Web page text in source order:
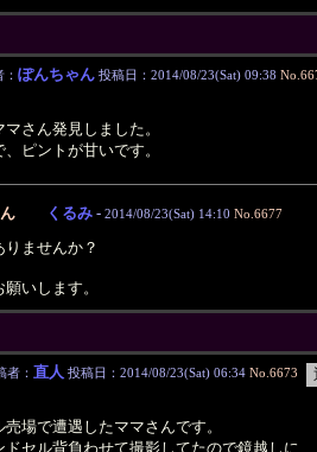
ぽんちゃん 投稿日：2014/08/23(Sat) 09:38
さん発見しました。
ピントが甘いです。
くるみ - 2014/08/23(Sat) 14:10 No.6677
りませんか？
いします。
者： 直人 投稿日：2014/08/23(Sat) 06:34 No.6673
売場で遭遇したママさんです。
ドセル背負わせて撮影してたので鏡越しに